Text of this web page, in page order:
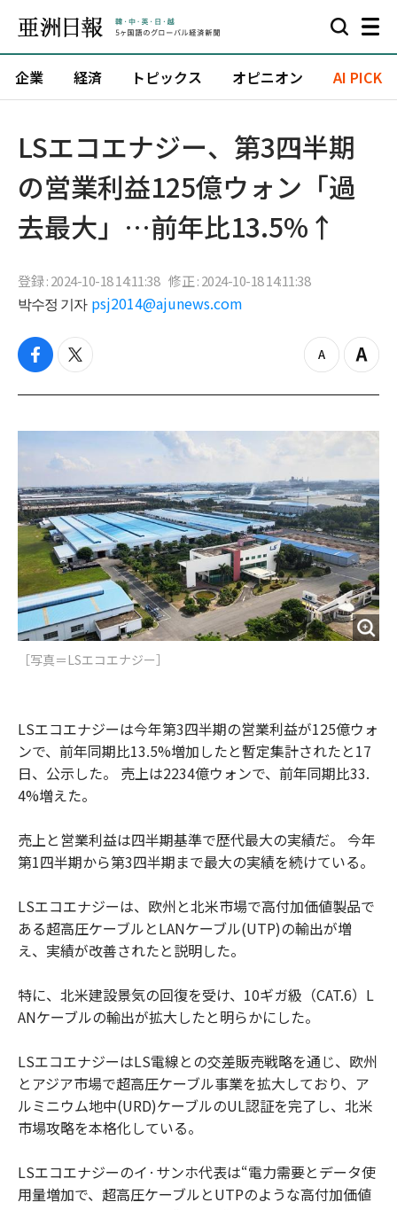
企業 経済 トピックス オピニオン AI PICK
LSエコエナジー、第3四半期
の営業利益125億ウォン「過
去最大」…前年比13.5%↑
登録 : 2024-10-18 14:11:38 修正 : 2024-10-18 14:11:38
박수정 기자 psj2014@ajunews.com
f
c
b
o
t
i
t
r
z
o
o
Z
o
i
［写真＝LSエコエナジー］
LSエコエナジーは今年第3四半期の営業利益が125億ウォ
ンで、前年同期比13.5%増加したと暫定集計されたと17
日、公示した。 売上は2234億ウォンで、前年同期比33.
4%増えた。
売上と営業利益は四半期基準で歴代最大の実績だ。 今年
第1四半期から第3四半期まで最大の実績を続けている。
LSエコエナジーは、欧州と北米市場で高付加価値製品で
ある超高圧ケーブルとLANケーブル(UTP)の輸出が増
え、実績が改善されたと説明した。
特に、北米建設景気の回復を受け、10ギガ級（CAT.6）L
ANケーブルの輸出が拡大したと明らかにした。
LSエコエナジーはLS電線との交差販売戦略を通じ、欧州
とアジア市場で超高圧ケーブル事業を拡大しており、ア
ルミニウム地中(URD)ケーブルのUL認証を完了し、北米
市場攻略を本格化している。
LSエコエナジーのイ·サンホ代表は“電力需要とデータ使
用量増加で、超高圧ケーブルとUTPのような高付加価値